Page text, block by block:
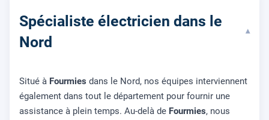
Spécialiste électricien dans le
Nord
▾
Situé à Fourmies dans le Nord, nos équipes interviennent
également dans tout le département pour fournir une
assistance à plein temps. Au-delà de Fourmies, nous